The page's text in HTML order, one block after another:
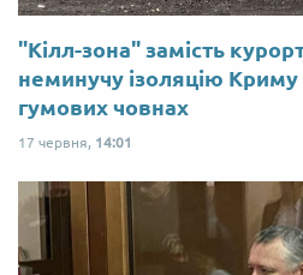
"Кілл-зона" замість
неминучу ізоляцію Криму
гумових човнах
17 червня, 14:01